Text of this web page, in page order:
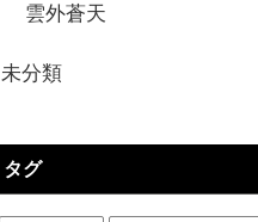
雲外蒼天
未分類
タグ